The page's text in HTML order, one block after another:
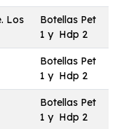
Los
Botellas Pet
1 y Hdp 2
Botellas Pet
1 y Hdp 2
Botellas Pet
1 y Hdp 2